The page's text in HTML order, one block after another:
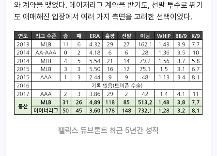
와 계약을 맺었다. 메이저리그 계약을 받기도, 선발 투수로 뛰기
도 애매해진 입장에서 여러 가지 측면을 고려한 선택이었다.
펠릭스 듀브론트 최근 5년간 성적